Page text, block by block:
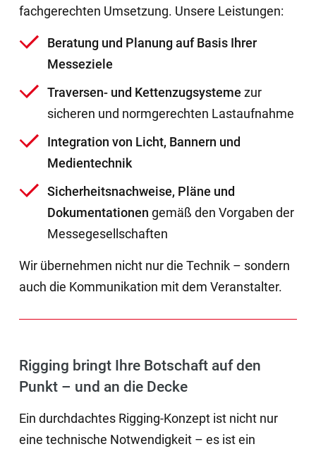
fachgerechten Umsetzung. Unsere Leistungen:
Beratung und Planung auf Basis Ihrer
Messeziele
Traversen- und Kettenzugsysteme zur
sicheren und normgerechten Lastaufnahme
Integration von Licht, Bannern und
Medientechnik
Sicherheitsnachweise, Pläne und
Dokumentationen gemäß den Vorgaben der
Messegesellschaften
Wir übernehmen nicht nur die Technik – sondern
auch die Kommunikation mit dem Veranstalter.
Rigging bringt Ihre Botschaft auf den
Punkt – und an die Decke
Ein durchdachtes Rigging-Konzept ist nicht nur
eine technische Notwendigkeit – es ist ein